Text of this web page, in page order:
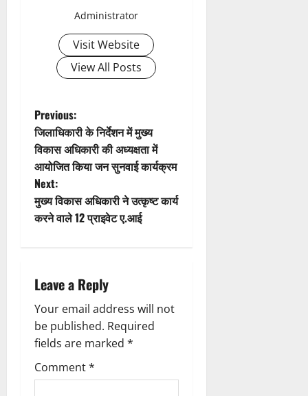
t
i
o
n
Administrator
Visit Website
View All Posts
P
o
s
t
v
i
g
a
Previous:
जिलाधिकारी के निर्देशन में मुख्य
विकास अधिकारी की अध्यक्षता में
आयोजित किया जन सुनवाई कार्यक्रम
Next:
मुख्य विकास अधिकारी ने उत्कृष्ट कार्य
करने वाले 12 प्राइवेट ए.आई
Leave a Reply
Your email address will not
be published. Required
fields are marked *
Comment*